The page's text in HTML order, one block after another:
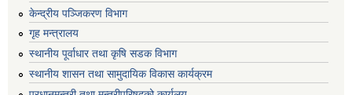
केन्द्रीय पञ्जिकरण विभाग
गृह मन्त्रालय
स्थानीय पूर्वाधार तथा कृषि सडक विभाग
स्थानीय शासन तथा सामुदायिक विकास कार्यक्रम